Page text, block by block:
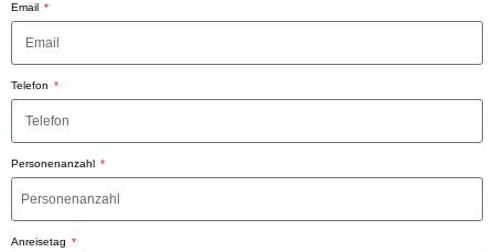
Email
Telefon
Personenanzahl
Anreisetag